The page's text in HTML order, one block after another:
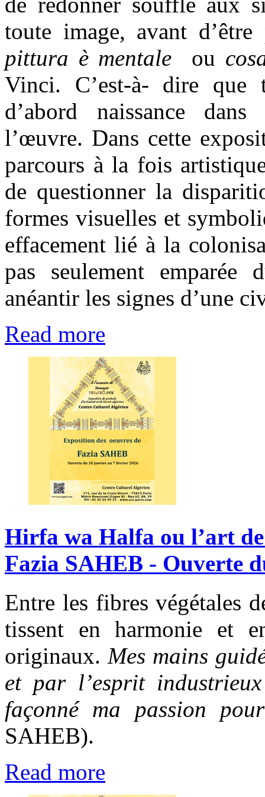
toute image, avant
pittura è mentale ou
Vinci. C’est-à- dire que
d’abord naissance
l’œuvre. Dans cette
parcours à la fois
de questionner la
formes visuelles et
effacement lié à la
pas seulement
anéantir les signes d’une
Read more
Hirfa wa Halfa ou l’art de
Fazia SAHEB - Ouverte
Entre les fibres végétales
tissent en harmonie et
originaux.Mes mains
et par l’esprit
façonné ma passion
SAHEB).
Read more